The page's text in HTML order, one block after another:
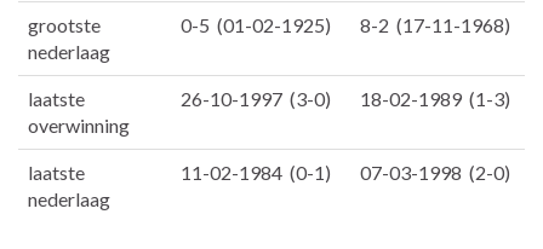
grootste
nederlaag
0-5 (01-02-1925) 8-2 (17-11-1968)
laatste
overwinning
26-10-1997 (3-0) 18-02-1989 (1-3)
laatste
nederlaag
11-02-1984 (0-1) 07-03-1998 (2-0)